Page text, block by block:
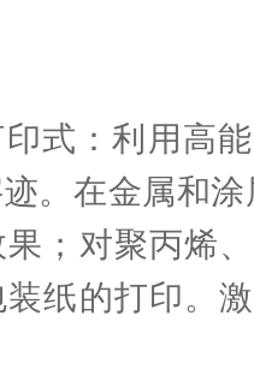
：利用高能
。在金属和
；对聚丙烯
纸的打印。